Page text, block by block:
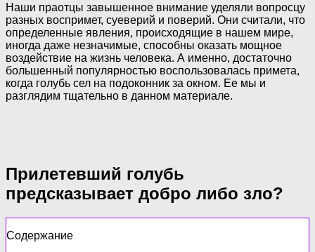
Наши праотцы завышенное внимание уделяли вопросцу
разных воспримет, суеверий и поверий. Они считали, что
определенные явления, происходящие в нашем мире,
иногда даже незначимые, способны оказать мощное
воздействие на жизнь человека. А именно, достаточно
большенный популярностью воспользовалась примета,
когда голубь сел на подоконник за окном. Ее мы и
разглядим тщательно в данном материале.
Прилетевший голубь
предсказывает добро либо зло?
Содержание